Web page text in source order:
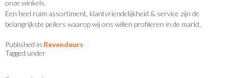
onze winkels.
Een heel ruim assortiment, klantvriendelijkheid & service zijn de
belangrijkste peilers waarop wij ons willen profileren in de markt.
Published in Revendeurs
Tagged under